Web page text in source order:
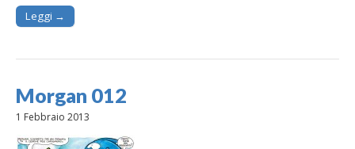
Leggi →
Morgan 012
1 Febbraio 2013